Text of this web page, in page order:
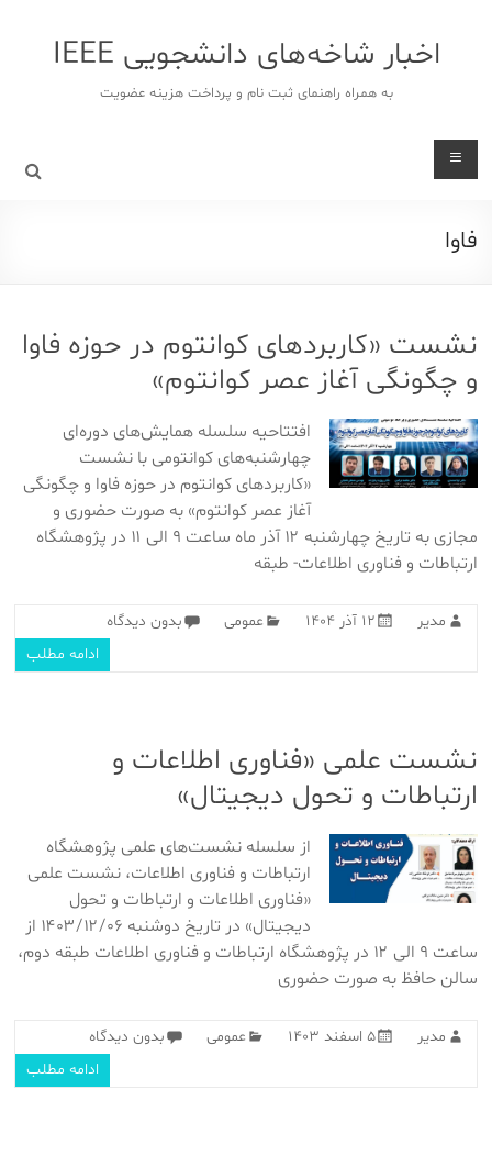
اخبار شاخه‌های دانشجویی IEEE
به همراه راهنمای ثبت نام و پرداخت هزینه عضویت
فاوا
نشست «کاربردهای کوانتوم در حوزه فاوا
و چگونگی آغاز عصر کوانتوم»
افتتاحیه سلسله همایش‌های دوره‌ای
چهارشنبه‌های کوانتومی با نشست
«کاربردهای کوانتوم در حوزه فاوا و چگونگی
آغاز عصر کوانتوم» به صورت حضوری و
مجازی به تاریخ چهارشنبه ۱۲ آذر ماه ساعت ۹ الی ۱۱ در پژوهشگاه
ارتباطات و فناوری اطلاعات- طبقه
مدیر ۱۲ آذر ۱۴۰۴ عمومی
بدون دیدگاه
ادامه مطلب
نشست علمی «فناوری اطلاعات و
ارتباطات و تحول دیجیتال»
از سلسله نشست‌های علمی پژوهشگاه
ارتباطات و فناوری اطلاعات، نشست علمی
«فناوری اطلاعات و ارتباطات و تحول
دیجیتال» در تاریخ دوشنبه ۱۴۰۳/۱۲/۰۶ از
ساعت ۹ الی ۱۲ در پژوهشگاه ارتباطات و فناوری اطلاعات طبقه دوم،
سالن حافظ به صورت حضوری
مدیر ۵ اسفند ۱۴۰۳ عمومی
بدون دیدگاه
ادامه مطلب